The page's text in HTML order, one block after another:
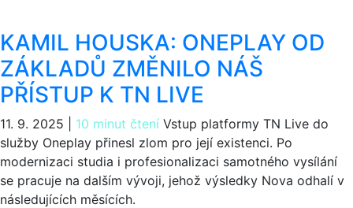
KAMIL HOUSKA: ONEPLAY OD
ZÁKLADŮ ZMĚNILO NÁŠ
PŘÍSTUP K TN LIVE
11. 9. 2025 10 minut čtení Vstup platformy TN Live do
služby Oneplay přinesl zlom pro její existenci. Po
modernizaci studia i profesionalizaci samotného vysílání
se pracuje na dalším vývoji, jehož výsledky Nova odhalí v
následujících měsících.